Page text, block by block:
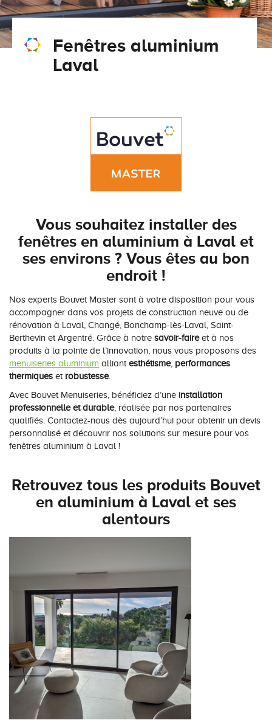
Fenêtres aluminium
Laval
Vous souhaitez installer des
fenêtres en aluminium à Laval et
ses environs ? Vous êtes au bon
endroit !
Nos experts Bouvet Master sont à votre disposition pour vous
accompagner dans vos projets de construction neuve ou de
rénovation à Laval, Changé, Bonchamp-lès-Laval, Saint-
Berthevin et Argentré. Grâce à notre savoir-faireet à nos
produits à la pointe de l’innovation, nous vous proposons des
menuiseries aluminium alliant esthétisme, performances
thermiques et robustesse.
Avec Bouvet Menuiseries, bénéficiez d’une installation
professionnelle et durable, réalisée par nos partenaires
qualifiés. Contactez-nous dès aujourd’hui pour obtenir un devis
personnalisé et découvrir nos solutions sur mesure pour vos
fenêtres aluminium à Laval !
Retrouvez tous les produits Bouvet
en aluminium à Laval et ses
alentours
Conseils pour choisir
Demander un devis
Tous nos accessoires volets roulants
Tous nos accessoires volets battants
Classique
Accessoires
Télécharger le catalogue